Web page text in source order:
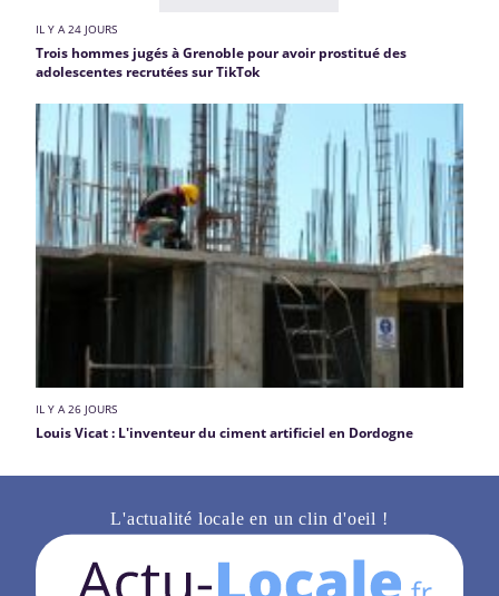
IL Y A 24 JOURS
Trois hommes jugés à Grenoble pour avoir prostitué des
adolescentes recrutées sur TikTok
IL Y A 26 JOURS
Louis Vicat : L'inventeur du ciment artificiel en Dordogne
L'actualité locale en un clin d'oeil !